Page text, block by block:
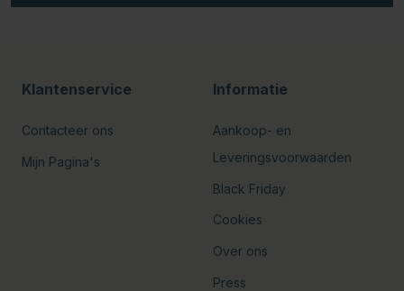
Klantenservice
Contacteer ons
Mijn Pagina's
Informatie
Aankoop- en
Leveringsvoorwaarden
Black Friday
Cookies
Over ons
Press